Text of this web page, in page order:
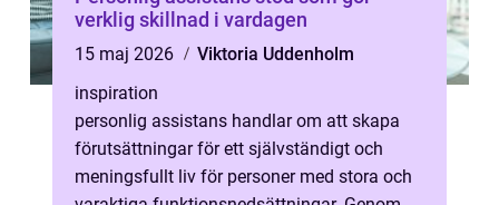
verklig skillnad i vardagen
15 maj 2026
Viktoria Uddenholm
inspiration
personlig assistans handlar om att skapa
förutsättningar för ett självständigt och
meningsfullt liv för personer med stora och